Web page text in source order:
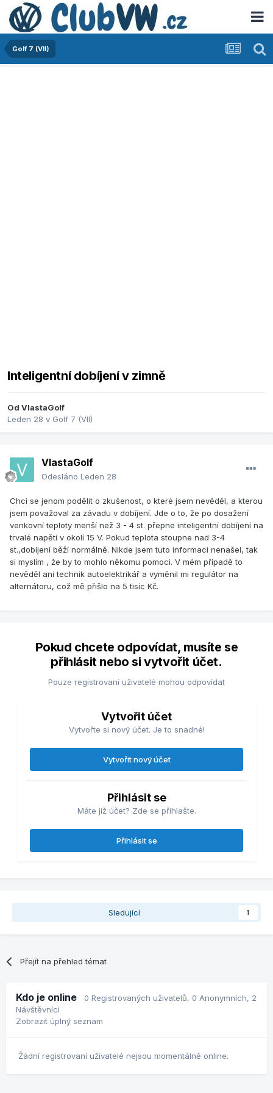
Golf 7 (VII)
Inteligentní dobíjení v zimně
Od VlastaGolf
Leden 28 v Golf 7 (VII)
VlastaGolf
Odesláno Leden 28
Chci se jenom podělit o zkušenost, o které jsem nevěděl, a kterou
jsem považoval za závadu v dobíjení. Jde o to, že po dosažení
venkovní teploty menší než 3 - 4 st. přepne inteligentní dobíjení na
trvalé napětí v okolí 15 V. Pokud teplota stoupne nad 3-4
st.,dobíjení běží normálně. Nikde jsem tuto informaci nenašel, tak
si myslím , že by to mohlo někomu pomoci. V mém případě to
nevěděl ani technik autoelektrikář a vyměnil mi regulátor na
alternátoru, což mě přišlo na 5 tisíc Kč.
Pokud chcete odpovídat, musíte se
přihlásit nebo si vytvořit účet.
Pouze registrovaní uživatelé mohou odpovídat
Vytvořit účet
Vytvořte si nový účet. Je to snadné!
Vytvořit nový účet
Přihlásit se
Máte již účet? Zde se přihlašte.
Přihlásit se
Sledující 1
Přejít na přehled témat
Kdo je online 0 Registrovaných uživatelů, 0 Anonymních, 2
Návštěvníci
Zobrazit úplný seznam
Žádní registrovaní uživatelé nejsou momentálně online.